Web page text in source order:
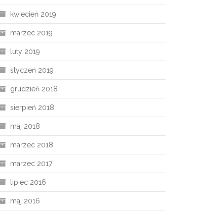
kwiecień 2019
marzec 2019
luty 2019
styczeń 2019
grudzień 2018
sierpień 2018
maj 2018
marzec 2018
marzec 2017
lipiec 2016
maj 2016